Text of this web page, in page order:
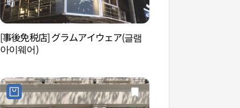
[事後免税店] グラムアイウェア(글램
아이웨어)